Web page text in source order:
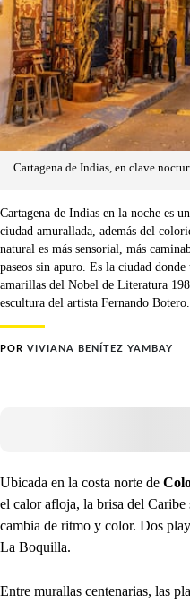
Cartagena de Indias, en clave
Cartagena de Indias en la noche es
ciudad amurallada, además del
natural es más sensorial, más
paseos sin apuro. Es la ciudad
amarillas del Nobel de Literatura
escultura del artista Fernando Botero.
POR VIVIANA BENÍTEZ YAMBAY
Ubicada en la costa norte de
el calor afloja, la brisa del
cambia de ritmo y color. Dos
La Boquilla.
Entre murallas centenarias, las